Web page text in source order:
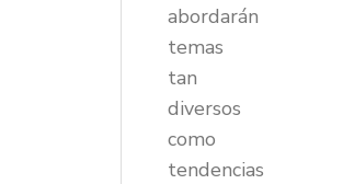
abordarán
temas
tan
diversos
como
tendencias